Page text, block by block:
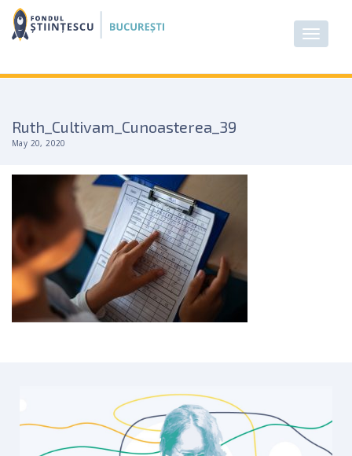
Ruth_Cultivam_Cunoasterea_39
May 20, 2020